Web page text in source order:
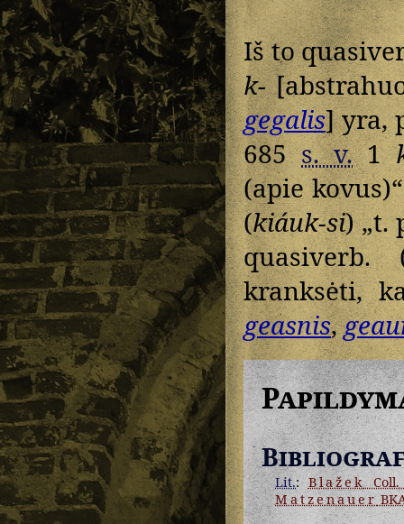
Iš to
k-
gegalis] yra,
685s. v.1
(apie
(kiáuk-si) „t.
quasiverb.
kranksėti,
geasnis,
Lit.: Blažek Coll.
Matzenauer